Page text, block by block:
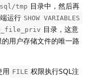
tmp 目录中，然后再
运行 SHOW VARIABLES
目录，这意
的用户存储文件的唯一路
用 FILE 权限执行SQL注